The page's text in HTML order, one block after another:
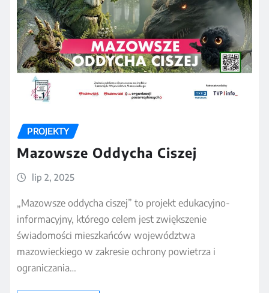
PROJEKTY
Mazowsze Oddycha Ciszej
lip 2, 2025
„Mazowsze oddycha ciszej” to projekt edukacyjno-
informacyjny, którego celem jest zwiększenie
świadomości mieszkańców województwa
mazowieckiego w zakresie ochrony powietrza i
ograniczania…